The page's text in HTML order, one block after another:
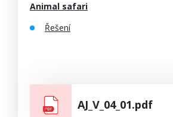
Animal safari
Řešení
AJ_V_04_01.pdf